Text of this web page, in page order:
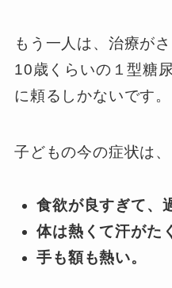
もう一人は、治療が
10歳くらいの１型糖
に頼るしかないです。
子どもの今の症状は、
食欲が良すぎて、
体は熱くて汗がた
手も額も熱い。